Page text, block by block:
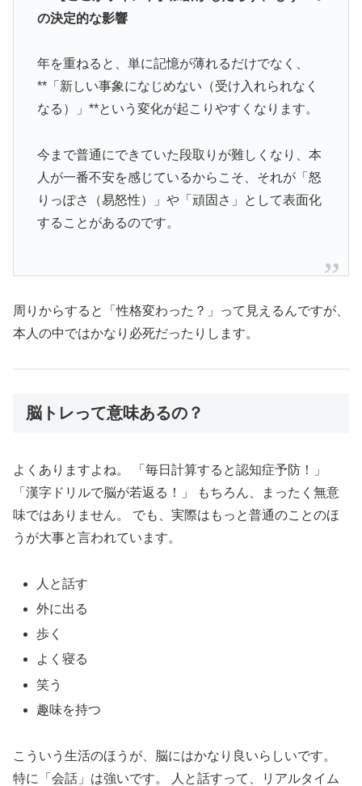
の決定的な影響
年を重ねると、単に記憶が薄れるだけでなく、
**「新しい事象になじめない（受け入れられなく
なる）」**という変化が起こりやすくなります。
今まで普通にできていた段取りが難しくなり、本
人が一番不安を感じているからこそ、それが「怒
りっぽさ（易怒性）」や「頑固さ」として表面化
することがあるのです。
周りからすると「性格変わった？」って見えるんですが、
本人の中ではかなり必死だったりします。
脳トレって意味あるの？
よくありますよね。 「毎日計算すると認知症予防！」
「漢字ドリルで脳が若返る！」 もちろん、まったく無意
味ではありません。 でも、実際はもっと普通のことのほ
うが大事と言われています。
人と話す
外に出る
歩く
よく寝る
笑う
趣味を持つ
こういう生活のほうが、脳にはかなり良いらしいです。
特に「会話」は強いです。 人と話すって、リアルタイム